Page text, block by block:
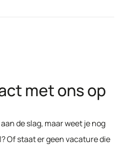
met ons op
de slag, maar weet je nog
Of staat er geen vacature die